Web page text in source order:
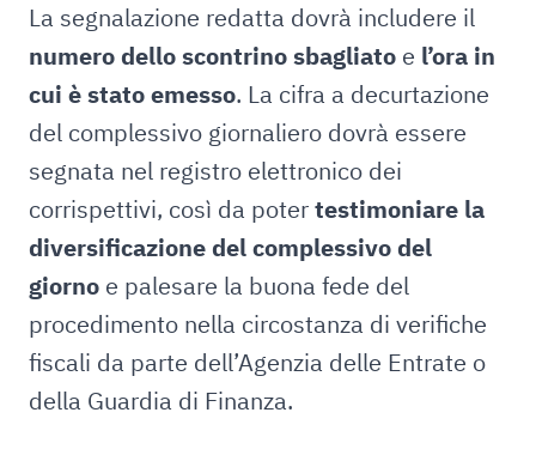
La segnalazione redatta dovrà includere il
numero dello scontrino sbagliato e l’ora in
cui è stato emesso. La cifra a decurtazione
del complessivo giornaliero dovrà essere
segnata nel registro elettronico dei
corrispettivi, così da potertestimoniare la
diversificazione del complessivo del
giorno e palesare la buona fede del
procedimento nella circostanza di verifiche
fiscali da parte dell’Agenzia delle Entrate o
della Guardia di Finanza.